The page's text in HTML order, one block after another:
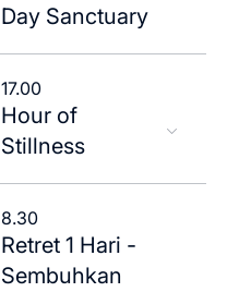
Day Sanctuary
17.00
Hour of
Stillness
8.30
Retret 1 Hari -
Sembuhkan